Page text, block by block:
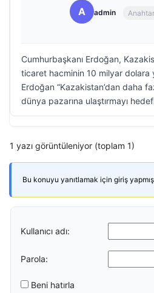
A admin
Cumhurbaşkanı Erdoğan,
ticaret hacminin 10 milyar dolara
Erdoğan “Kazakistan’dan daha
dünya pazarına ulaştırmayı
1 yazı görüntüleniyor (toplam 1)
Bu konuyu yanıtlamak için giriş yapmış
Kullanıcı adı:
Parola:
Beni hatırla